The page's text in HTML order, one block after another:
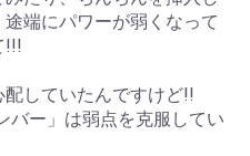
端にパワーが弱くなって
!!!
していたんですけど!!
バー」は弱点を克服してい